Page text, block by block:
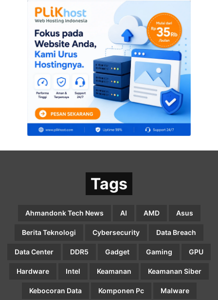
Tags
Ahmandonk Tech News AI AMD Asus
Berita Teknologi Cybersecurity Data Breach
Data Center DDR5 Gadget Gaming GPU
Hardware Intel Keamanan Keamanan Siber
Kebocoran Data Komponen Pc Malware